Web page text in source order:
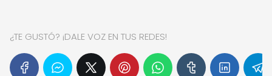
¿TE GUSTÓ? ¡DALE VOZ EN TUS REDES!